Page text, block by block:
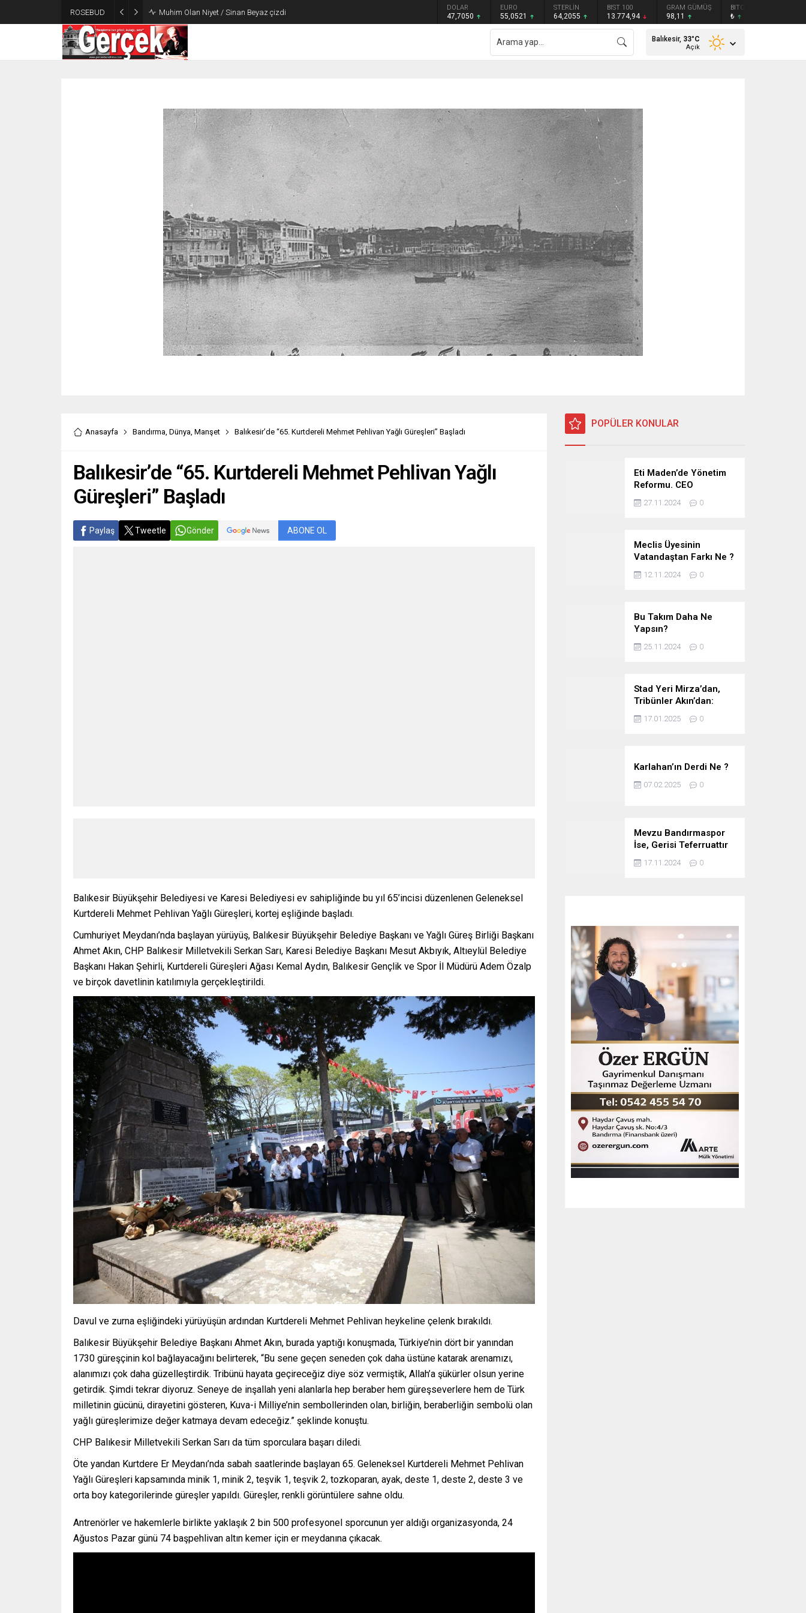
ROSEBUD Muhim Olan Niyet / Sinan Beyaz çizdi DOLAR
47,7050
EURO
55,0521
STERLİN
64,2055
BIST 100
13.774,94
GRAM GÜMÜŞ
98,11
BITCOIN
₺
Balıkesir, 33°C
Açık
Anasayfa Bandırma, Dünya, Manşet Balıkesir’de “65. Kurtdereli Mehmet Pehlivan Yağlı Güreşleri” Başladı
Balıkesir’de “65. Kurtdereli Mehmet Pehlivan Yağlı
Güreşleri” Başladı
Paylaş Tweetle Gönder ABONE OL
Balıkesir Büyükşehir Belediyesi ve Karesi Belediyesi ev sahipliğinde bu yıl 65’incisi düzenlenen Geleneksel
Kurtdereli Mehmet Pehlivan Yağlı Güreşleri, kortej eşliğinde başladı.
Cumhuriyet Meydanı’nda başlayan yürüyüş, Balıkesir Büyükşehir Belediye Başkanı ve Yağlı Güreş Birliği Başkanı
Ahmet Akın, CHP Balıkesir Milletvekili Serkan Sarı, Karesi Belediye Başkanı Mesut Akbıyık, Altıeylül Belediye
Başkanı Hakan Şehirli, Kurtdereli Güreşleri Ağası Kemal Aydın, Balıkesir Gençlik ve Spor İl Müdürü Adem Özalp
ve birçok davetlinin katılımıyla gerçekleştirildi.
Davul ve zurna eşliğindeki yürüyüşün ardından Kurtdereli Mehmet Pehlivan heykeline çelenk bırakıldı.
Balıkesir Büyükşehir Belediye Başkanı Ahmet Akın, burada yaptığı konuşmada, Türkiye’nin dört bir yanından
1730 güreşçinin kol bağlayacağını belirterek, “Bu sene geçen seneden çok daha üstüne katarak arenamızı,
alanımızı çok daha güzelleştirdik. Tribünü hayata geçireceğiz diye söz vermiştik, Allah’a şükürler olsun yerine
getirdik. Şimdi tekrar diyoruz. Seneye de inşallah yeni alanlarla hep beraber hem güreşseverlere hem de Türk
milletinin gücünü, dirayetini gösteren, Kuva-i Milliye’nin sembollerinden olan, birliğin, beraberliğin sembolü olan
yağlı güreşlerimize değer katmaya devam edeceğiz.” şeklinde konuştu.
CHP Balıkesir Milletvekili Serkan Sarı da tüm sporculara başarı diledi.
Öte yandan Kurtdere Er Meydanı’nda sabah saatlerinde başlayan 65. Geleneksel Kurtdereli Mehmet Pehlivan
Yağlı Güreşleri kapsamında minik 1, minik 2, teşvik 1, teşvik 2, tozkoparan, ayak, deste 1, deste 2, deste 3 ve
orta boy kategorilerinde güreşler yapıldı. Güreşler, renkli görüntülere sahne oldu.
Antrenörler ve hakemlerle birlikte yaklaşık 2 bin 500 profesyonel sporcunun yer aldığı organizasyonda, 24
Ağustos Pazar günü 74 başpehlivan altın kemer için er meydanına çıkacak.
POPÜLER KONULAR
Eti Maden’de Yönetim
Reformu. CEO
Modeli’nde Kadro /
Taşeron İşçilik Ayrımı
27.11.2024 0
Meclis Üyesinin
Vatandaştan Farkı Ne ?
12.11.2024 0
Bu Takım Daha Ne
Yapsın?
25.11.2024 0
Stad Yeri Mirza’dan,
Tribünler Akın’dan:
Geriye Bakanlık Kaldı.
17.01.2025 0
Karlahan’ın Derdi Ne ?
07.02.2025 0
Mevzu Bandırmaspor
İse, Gerisi Teferruattır
17.11.2024 0